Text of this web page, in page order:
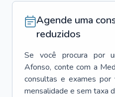
Agende uma
reduzidos
Se você procura por
Afonso, conte com a
consultas e exames por
mensalidade e sem taxa